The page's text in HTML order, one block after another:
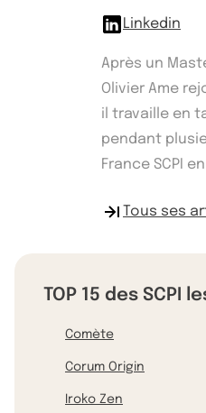
Linkedin
Après un
Olivier Ame
il travaille en
pendant
France SCPI
Tous ses
TOP 15 des SCPI
Comète
Corum Origin
Iroko Zen